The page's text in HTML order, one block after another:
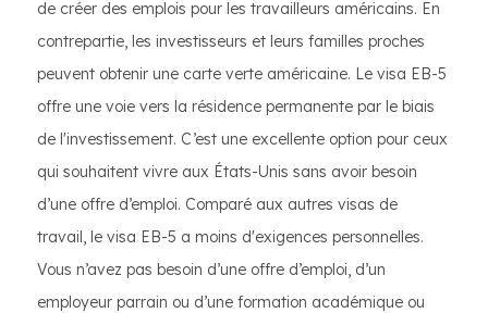
de créer des emplois pour les travailleurs américains. En
contrepartie, les investisseurs et leurs familles proches
peuvent obtenir une carte verte américaine. Le visa EB-5
offre une voie vers la résidence permanente par le biais
de l'investissement. C’est une excellente option pour ceux
qui souhaitent vivre aux États-Unis sans avoir besoin
d’une offre d’emploi. Comparé aux autres visas de
travail, le visa EB-5 a moins d'exigences personnelles.
Vous n’avez pas besoin d’une offre d’emploi, d’un
employeur parrain ou d’une formation académique ou